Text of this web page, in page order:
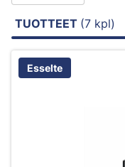
TUOTTEET (7 kpl)
Esselte